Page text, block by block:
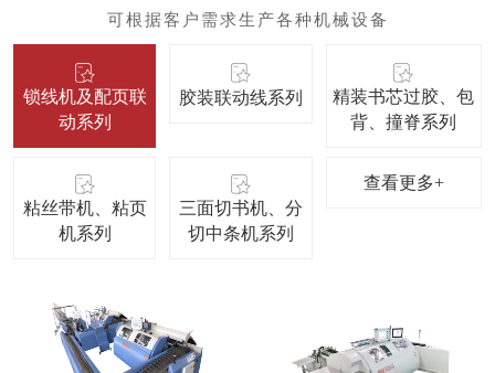
锁线机及配页联
动系列
胶装联动线系列
精装书芯过胶、包
背、撞脊系列
粘丝带机、粘页
机系列
三面切书机、分
切中条机系列
查看更多+